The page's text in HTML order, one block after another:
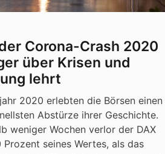
Corona-Crash 2020
über Krisen und
lehrt
2020 erlebten die Börsen einen
Abstürze ihrer Geschichte.
weniger Wochen verlor der DAX
Prozent seines Wertes, als das